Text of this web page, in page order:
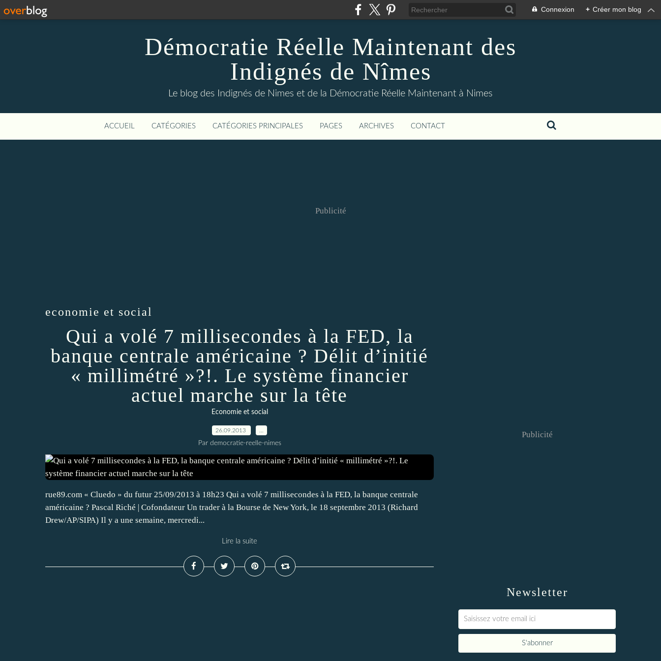
Connexion + Créer mon blog
Démocratie Réelle Maintenant des
Indignés de Nîmes
Le blog des Indignés de Nimes et de la Démocratie Réelle Maintenant à Nimes
ACCUEIL CATÉGORIES CATÉGORIES PRINCIPALES PAGES ARCHIVES CONTACT
Publicité
economie et social
Qui a volé 7 millisecondes à la FED, la
banque centrale américaine ? Délit d’initié
« millimétré »?!. Le système financier
actuel marche sur la tête
Economie et social
26.09.2013
Par democratie-reelle-nimes
rue89.com « Cluedo » du futur 25/09/2013 à 18h23 Qui a volé 7 millisecondes à la FED, la banque centrale
américaine ? Pascal Riché | Cofondateur Un trader à la Bourse de New York, le 18 septembre 2013 (Richard
Drew/AP/SIPA) Il y a une semaine, mercredi...
Lire la suite
Newsletter
Publicité